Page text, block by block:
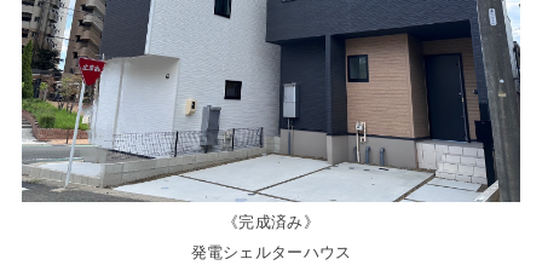
《完成済み》
発電シェルターハウス